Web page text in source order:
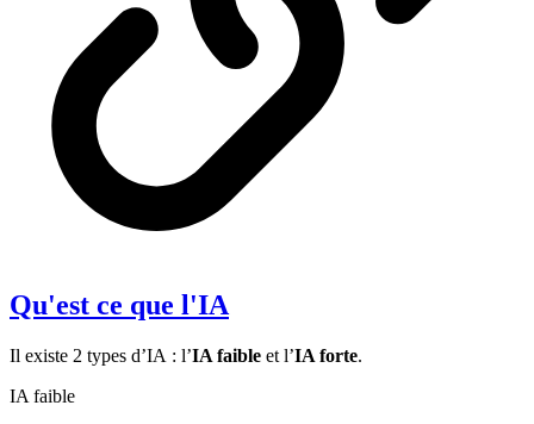
Qu'est ce que l'IA
Il existe 2 types d’IA : l’IA faible et l’IA forte.
IA faible